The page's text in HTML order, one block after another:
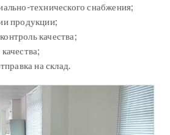
технического снабжения;
продукции;
качества;
на склад.